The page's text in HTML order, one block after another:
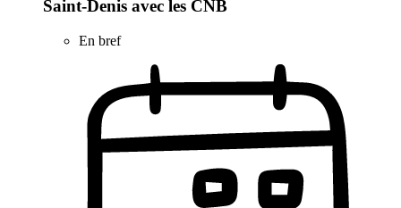
Saint-Denis avec les CNB
En bref